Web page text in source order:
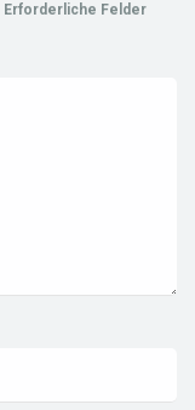
Erforderliche Felder